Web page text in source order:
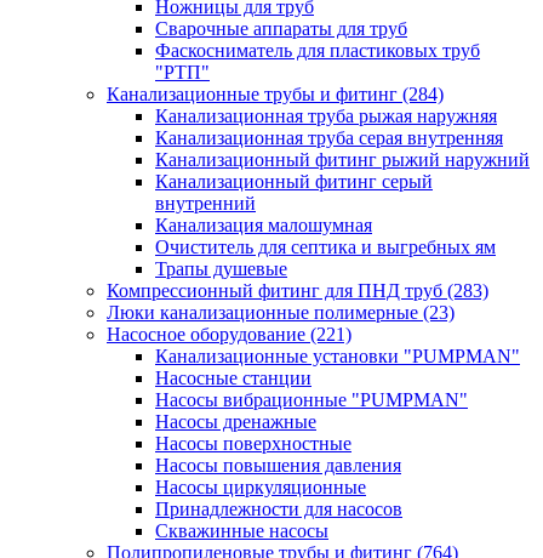
Ножницы для труб
Сварочные аппараты для труб
Фаскосниматель для пластиковых труб
"РТП"
Канализационные трубы и фитинг (284)
Канализационная труба рыжая наружняя
Канализационная труба серая внутренняя
Канализационный фитинг рыжий наружний
Канализационный фитинг серый
внутренний
Канализация малошумная
Очиститель для септика и выгребных ям
Трапы душевые
Компрессионный фитинг для ПНД труб (283)
Люки канализационные полимерные (23)
Насосное оборудование (221)
Канализационные установки "PUMPMAN"
Насосные станции
Насосы вибрационные "PUMPMAN"
Насосы дренажные
Насосы поверхностные
Насосы повышения давления
Насосы циркуляционные
Принадлежности для насосов
Скважинные насосы
Полипропиленовые трубы и фитинг (764)